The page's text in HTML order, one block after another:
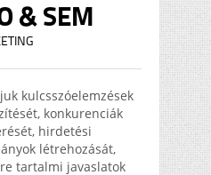
& SEM
kulcsszóelemzések
konkurenciák
hirdetési
létrehozását,
tartalmi javaslatok